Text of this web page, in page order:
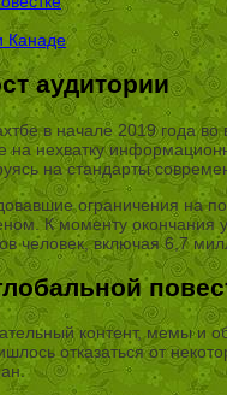
Канаде
аудитории
в начале 2019 года
нехватку
на стандарты
ограничения на
К моменту окончания
человек, включая 6,7
контент, мемы
отказаться от